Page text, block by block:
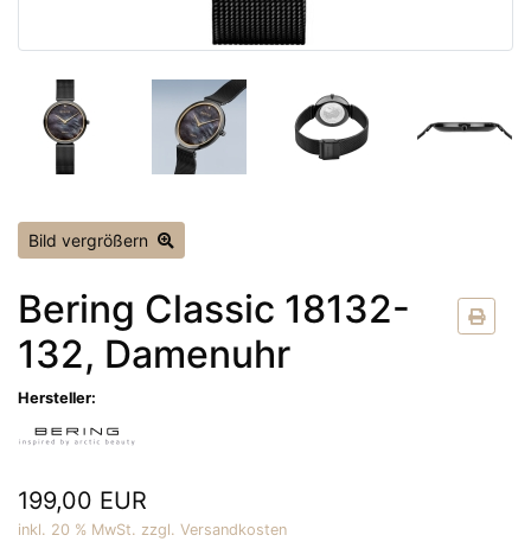
Bild vergrößern
Bering Classic 18132-
132, Damenuhr
Hersteller:
199,00 EUR
inkl. 20 % MwSt. zzgl. Versandkosten